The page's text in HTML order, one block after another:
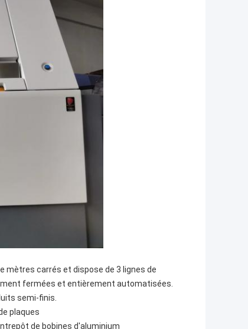
mètres carrés et dispose de 3 lignes de
fermées et entièrement automatisées.
semi-finis.
plaques
de bobines d'aluminium